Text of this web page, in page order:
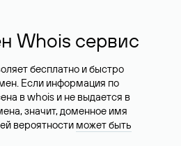
Whois сервис
бесплатно и быстро
Если информация по
в whois и не выдается в
значит, доменное имя
вероятности может быть